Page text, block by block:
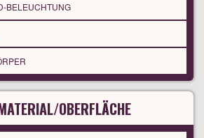
BELEUCHTUNG
OBERFLÄCHE